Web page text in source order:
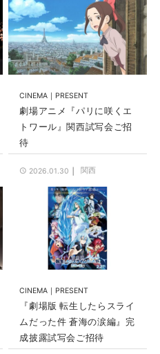
CINEMA PRESENT
劇場アニメ『パリに咲くエ
トワール』関西試写会ご招
待
2026.01.30 関西
CINEMA PRESENT
『劇場版 転生したらスライ
ムだった件 蒼海の涙編』完
成披露試写会ご招待